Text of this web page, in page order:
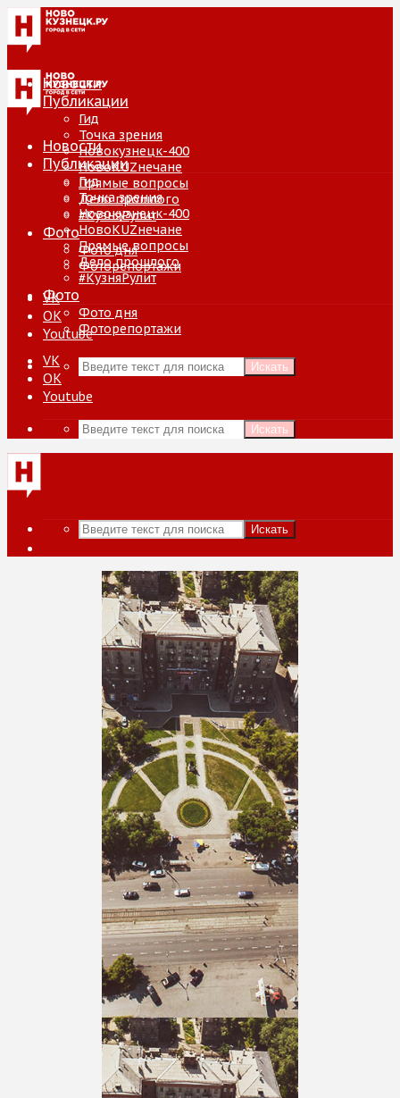
Новости
Публикации
Гид
Точка зрения
Новокузнецк-400
НовоKUZнечане
Прямые вопросы
Дело прошлого
#КузняРулит
Фото
Фото дня
Фоторепортажи
VK
ОК
Youtube
Искать
Новости
Публикации
Гид
Точка зрения
Новокузнецк-400
НовоKUZнечане
Прямые вопросы
Дело прошлого
#КузняРулит
Фото
Фото дня
Фоторепортажи
VK
ОК
Youtube
Искать
Искать